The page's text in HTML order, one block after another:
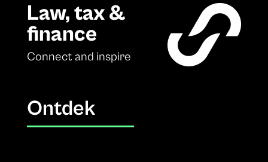
Law, tax &
finance
Connect and inspire
Ontdek